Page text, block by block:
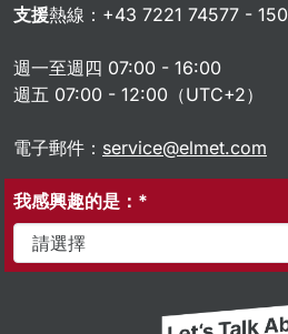
支援熱線：+43 7221 74577 - 150
週一至週四 07:00 - 16:00
週五 07:00 - 12:00（UTC+2）
電子郵件： service@elmet.com
我感興趣的是：*